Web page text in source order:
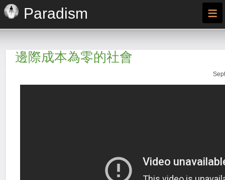
Paradism ≡
邊際成本為零的社會